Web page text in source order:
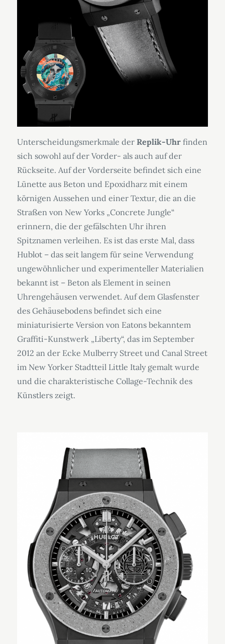
Unterscheidungsmerkmale der Replik-Uhrfinden
sich sowohl auf der Vorder- als auch auf der
Rückseite. Auf der Vorderseite befindet sich eine
Lünette aus Beton und Epoxidharz mit einem
körnigen Aussehen und einer Textur, die an die
Straßen von New Yorks „Concrete Jungle“
erinnern, die der gefälschten Uhr ihren
Spitznamen verleihen. Es ist das erste Mal, dass
Hublot – das seit langem für seine Verwendung
ungewöhnlicher und experimenteller Materialien
bekannt ist – Beton als Element in seinen
Uhrengehäusen verwendet. Auf dem Glasfenster
des Gehäusebodens befindet sich eine
miniaturisierte Version von Eatons bekanntem
Graffiti-Kunstwerk „Liberty“, das im September
2012 an der Ecke Mulberry Street und Canal Street
im New Yorker Stadtteil Little Italy gemalt wurde
und die charakteristische Collage-Technik des
Künstlers zeigt.